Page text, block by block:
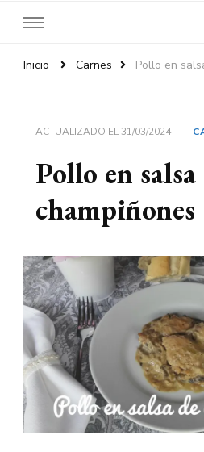
Inicio Carnes Pollo en
ACTUALIZADO EL31/03/2024
Pollo en salsa
champiñones